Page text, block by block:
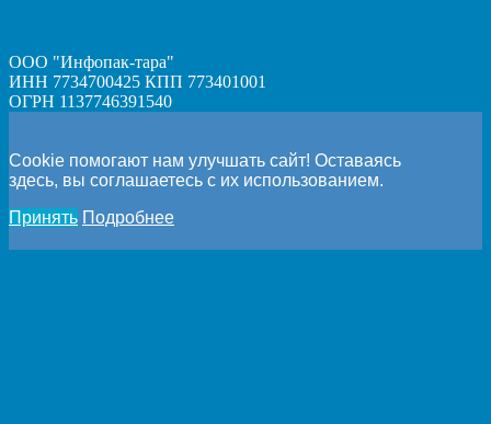
ООО "Инфопак-тара"
ИНН 7734700425 КПП 773401001
ОГРН 1137746391540
Cookie помогают нам улучшать сайт! Оставаясь
здесь, вы соглашаетесь с их использованием.
Принять Подробнее